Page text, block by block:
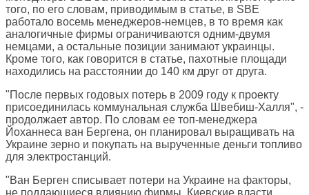
того, по его словам, приводимым в статье, в SBE
работало восемь менеджеров-немцев, в то время как
аналогичные фирмы ограничиваются одним-двумя
немцами, а остальные позиции занимают украинцы.
Кроме того, как говорится в статье, пахотные площади
находились на расстоянии до 140 км друг от друга.
"После первых годовых потерь в 2009 году к проекту
присоединилась коммунальная служба Швебиш-Халля", -
продолжает автор. По словам ее топ-менеджера
Йоханнеса ван Бергена, он планировал выращивать на
Украине зерно и покупать на вырученные деньги топливо
для электростанций.
"Ван Берген списывает потери на Украине на факторы,